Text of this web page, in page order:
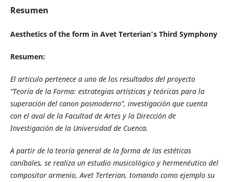
Resumen
Aesthetics of the form in Avet Terterian's Third Symphony
Resumen:
El artículo pertenece a uno de los resultados del proyecto
“Teoría de la Forma: estrategias artísticas y teóricas para la
superación del canon posmoderno”, investigación que cuenta
con el aval de la Facultad de Artes y la Dirección de
Investigación de la Universidad de Cuenca.
A partir de la teoría general de la forma de las estéticas
caníbales, se realiza un estudio musicológico y hermenéutico del
compositor armenio, Avet Terterian, tomando como ejemplo su